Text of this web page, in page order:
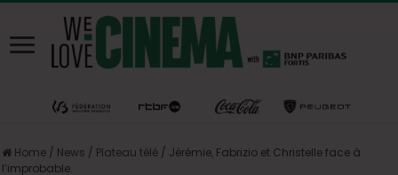
Home / News / Plateau télé / Jérémie, Fabrizio et Christelle face à
l’improbable.